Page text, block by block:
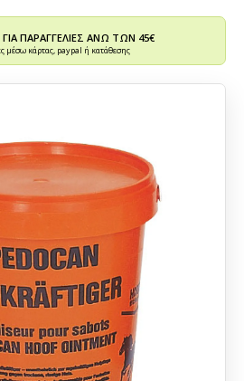
ΠΑΡΑΓΓΕΛΙΕΣ ΑΝΩ ΤΩΝ 45€
μέσω κάρτας, paypal ή κατάθεσης